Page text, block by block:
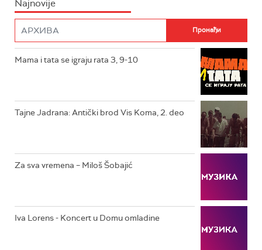
RTS ŽIVOT
RTS KOLO
Najnovije
Mama i tata se igraju rata 3, 9-10
Tajne Jadrana: Antički brod Vis Koma, 2. deo
Za sva vremena – Miloš Šobajić
Iva Lorens - Koncert u Domu omladine